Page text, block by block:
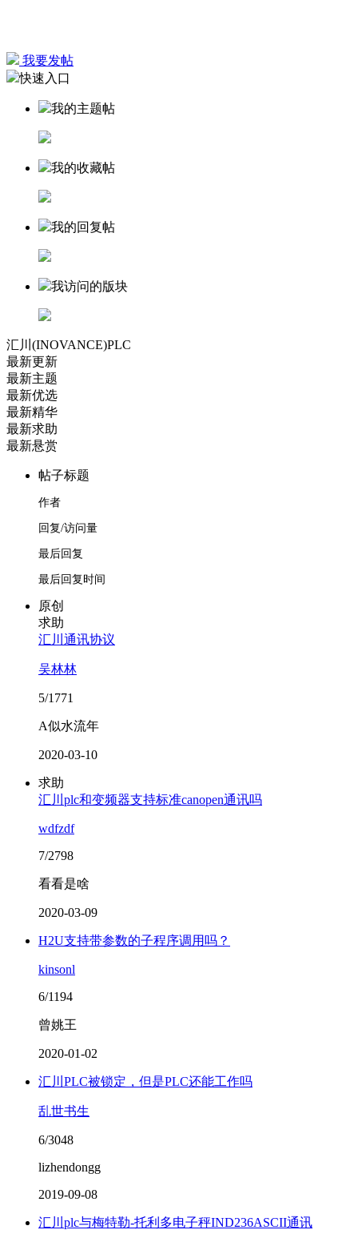
我要发帖
快速入口
我的主题帖
我的收藏帖
我的回复帖
我访问的版块
汇川(INOVANCE)PLC
最新更新
最新主题
最新优选
最新精华
最新求助
最新悬赏
帖子标题
作者
回复/访问量
最后回复
最后回复时间
原创
求助
汇川通讯协议
吴林林
5/1771
A似水流年
2020-03-10
求助
汇川plc和变频器支持标准canopen通讯吗
wdfzdf
7/2798
看看是啥
2020-03-09
H2U支持带参数的子程序调用吗？
kinsonl
6/1194
曾姚王
2020-01-02
汇川PLC被锁定，但是PLC还能工作吗
乱世书生
6/3048
lizhendongg
2019-09-08
汇川plc与梅特勒-托利多电子秤IND236ASCII通讯